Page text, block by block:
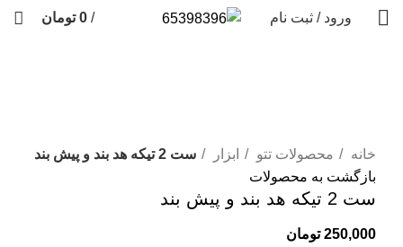
ورود / ثبت نام /
0 تومان
خانه
محصولات تتو ابزار
ست 2 تیکه هد بند و پیش بند
بازگشت به محصولات
ست 2 تیکه هد بند و پیش بند
250,000 تومان